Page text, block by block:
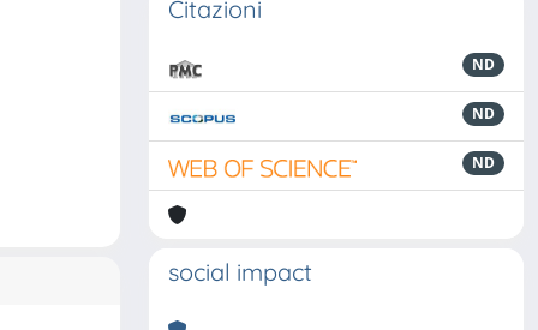
Citazioni
ND
ND
ND
social impact